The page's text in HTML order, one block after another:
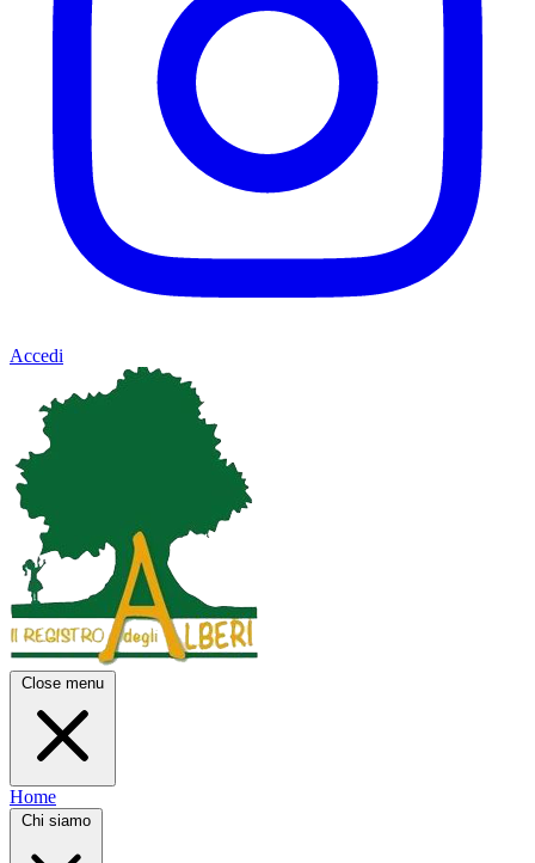
Accedi
Close menu
Home
Chi siamo